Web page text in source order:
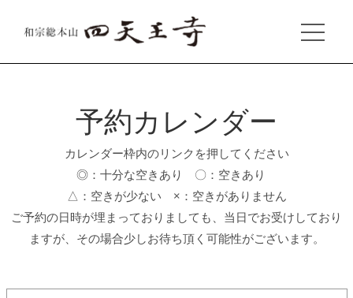
予約カレンダー
カレンダー枠内のリンクを押してください
◎：十分な空きあり 〇：空きあり
△：空きが少ない ×：空きがありません
ご予約の日時が埋まっておりましても、当日でお受けしており
ますが、その場合少しお待ち頂く可能性がございます。